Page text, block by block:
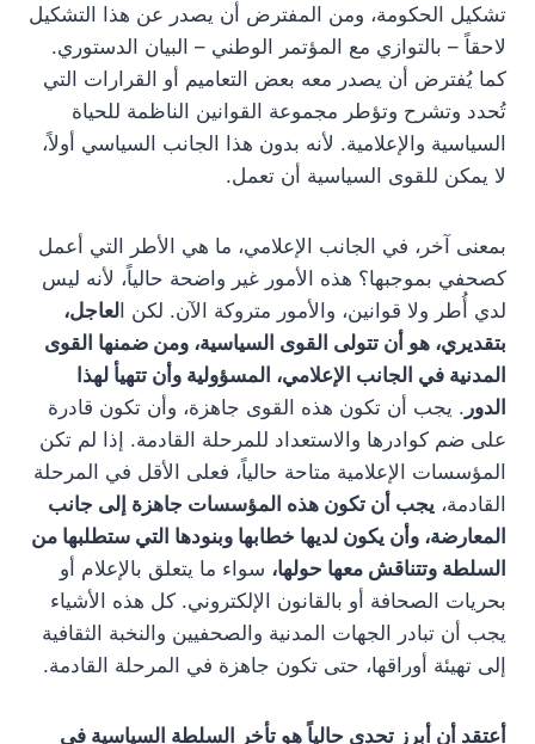
تشكيل الحكومة، ومن المفترض أن يصدر عن هذا التشكيل
لاحقاً – بالتوازي مع المؤتمر الوطني – البيان الدستوري.
كما يُفترض أن يصدر معه بعض التعاميم أو القرارات التي
تُحدد وتشرح وتؤطر مجموعة القوانين الناظمة للحياة
السياسية والإعلامية. لأنه بدون هذا الجانب السياسي أولاً،
لا يمكن للقوى السياسية أن تعمل.
بمعنى آخر، في الجانب الإعلامي، ما هي الأطر التي أعمل
كصحفي بموجبها؟ هذه الأمور غير واضحة حالياً، لأنه ليس
لدي أُطر ولا قوانين، والأمور متروكة الآن. لكن العاجل،
بتقديري، هو أن تتولى القوى السياسية، ومن ضمنها القوى
المدنية في الجانب الإعلامي، المسؤولية وأن تتهيأ لهذا
الدور . يجب أن تكون هذه القوى جاهزة، وأن تكون قادرة
على ضم كوادرها والاستعداد للمرحلة القادمة. إذا لم تكن
المؤسسات الإعلامية متاحة حالياً، فعلى الأقل في المرحلة
القادمة، يجب أن تكون هذه المؤسسات جاهزة إلى جانب
المعارضة، وأن يكون لديها خطابها وبنودها التي ستطلبها من
السلطة وتتناقش معها حولها، سواء ما يتعلق بالإعلام أو
بحريات الصحافة أو بالقانون الإلكتروني. كل هذه الأشياء
يجب أن تبادر الجهات المدنية والصحفيين والنخبة الثقافية
إلى تهيئة أوراقها، حتى تكون جاهزة في المرحلة القادمة.
أعتقد أن أبرز تحدي حالياً هو تأخر السلطة السياسية في